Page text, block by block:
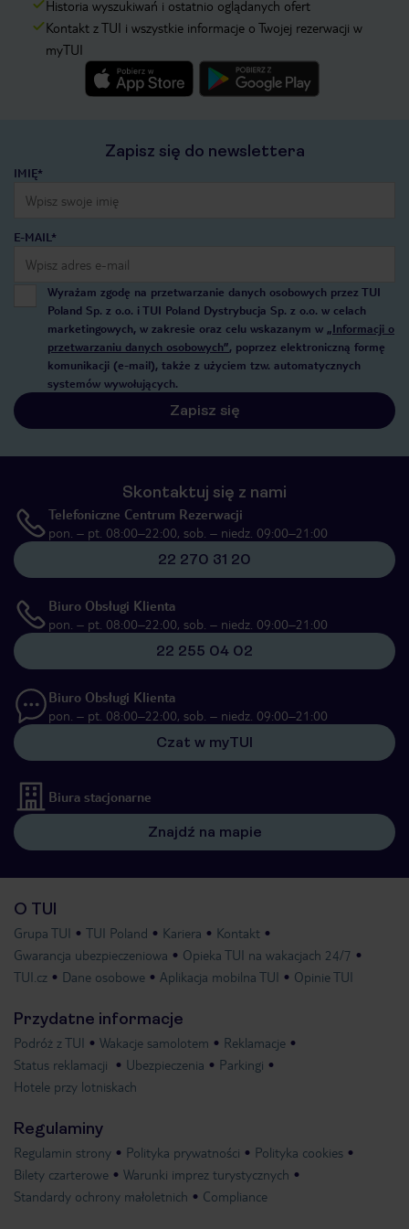
Historia wyszukiwań i ostatnio oglądanych ofert
Kontakt z TUI i wszystkie informacje o Twojej rezerwacji w
myTUI
Zapisz się do newslettera
IMIĘ*
E-MAIL*
Wyrażam zgodę na przetwarzanie danych osobowych przez TUI
Poland Sp. z o.o. i TUI Poland Dystrybucja Sp. z o.o. w celach
marketingowych, w zakresie oraz celu wskazanym w „Informacji o
przetwarzaniu danych osobowych”, poprzez elektroniczną formę
komunikacji (e-mail), także z użyciem tzw. automatycznych
systemów wywołujących.
Zapisz się
Skontaktuj się z nami
Telefoniczne Centrum Rezerwacji
pon. – pt. 08:00–22:00, sob. – niedz. 09:00–21:00
22 270 31 20
Biuro Obsługi Klienta
pon. – pt. 08:00–22:00, sob. – niedz. 09:00–21:00
22 255 04 02
Biuro Obsługi Klienta
pon. – pt. 08:00–22:00, sob. – niedz. 09:00–21:00
Czat w myTUI
Biura stacjonarne
Znajdź na mapie
O TUI
Grupa TUI TUI Poland Kariera
Kontakt
Gwarancja ubezpieczeniowa
Opieka TUI na wakacjach 24/7
TUI.cz
Dane osobowe Aplikacja mobilna TUI Opinie TUI
Przydatne informacje
Podróż z TUI Wakacje samolotem
Reklamacje
Status reklamacji
Ubezpieczenia
Parkingi
Hotele przy lotniskach
Regulaminy
Regulamin strony Polityka prywatności
Polityka cookies
Bilety czarterowe
Warunki imprez turystycznych
Standardy ochrony małoletnich
Compliance